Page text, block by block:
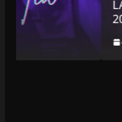
LA CLOACA
2026
4 agosto, 2026